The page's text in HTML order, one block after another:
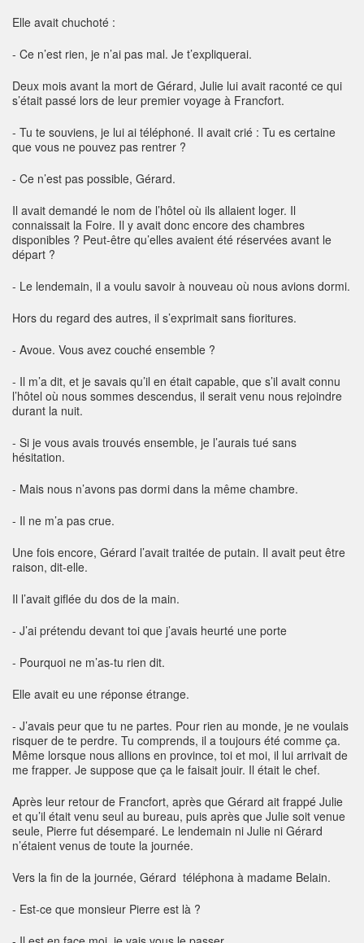
Elle avait chuchoté :
- Ce n’est rien, je n’ai pas mal. Je t’expliquerai.
Deux mois avant la mort de Gérard, Julie lui avait raconté ce qui
s’était passé lors de leur premier voyage à Francfort.
- Tu te souviens, je lui ai téléphoné. Il avait crié : Tu es certaine
que vous ne pouvez pas rentrer ?
- Ce n’est pas possible, Gérard.
Il avait demandé le nom de l’hôtel où ils allaient loger. Il
connaissait la Foire. Il y avait donc encore des chambres
disponibles ? Peut-être qu’elles avaient été réservées avant le
départ ?
- Le lendemain, il a voulu savoir à nouveau où nous avions dormi.
Hors du regard des autres, il s’exprimait sans fioritures.
- Avoue. Vous avez couché ensemble ?
- Il m’a dit, et je savais qu’il en était capable, que s’il avait connu
l’hôtel où nous sommes descendus, il serait venu nous rejoindre
durant la nuit.
- Si je vous avais trouvés ensemble, je l’aurais tué sans
hésitation.
- Mais nous n’avons pas dormi dans la même chambre.
- Il ne m’a pas crue.
Une fois encore, Gérard l’avait traitée de putain. Il avait peut être
raison, dit-elle.
Il l’avait giflée du dos de la main.
- J’ai prétendu devant toi que j’avais heurté une porte
- Pourquoi ne m’as-tu rien dit.
Elle avait eu une réponse étrange.
- J’avais peur que tu ne partes. Pour rien au monde, je ne voulais
risquer de te perdre. Tu comprends, il a toujours été comme ça.
Même lorsque nous allions en province, toi et moi, il lui arrivait de
me frapper. Je suppose que ça le faisait jouir. Il était le chef.
Après leur retour de Francfort, après que Gérard ait frappé Julie
et qu’il était venu seul au bureau, puis après que Julie soit venue
seule, Pierre fut désemparé. Le lendemain ni Julie ni Gérard
n’étaient venus de toute la journée.
Vers la fin de la journée, Gérard téléphona à madame Belain.
- Est-ce que monsieur Pierre est là ?